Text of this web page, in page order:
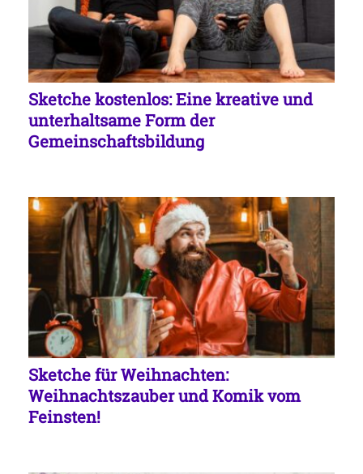
Sketche kostenlos: Eine kreative und
unterhaltsame Form der
Gemeinschaftsbildung
Sketche für Weihnachten:
Weihnachtszauber und Komik vom
Feinsten!